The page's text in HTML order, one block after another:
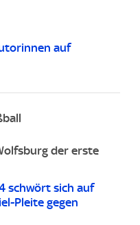
auf
der erste
schwört sich auf
Pleite gegen